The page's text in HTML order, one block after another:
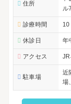
住所
ル
診療時間
休診日 年
アクセス
駐車場
近
場